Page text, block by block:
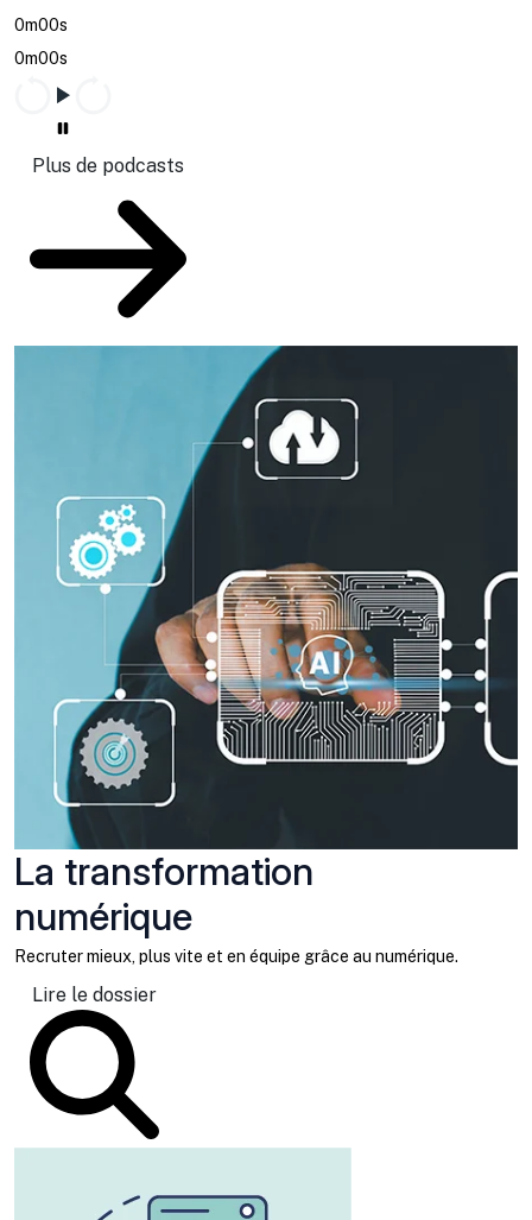
0m00s
0m00s
Plus de podcasts
La transformation
numérique
Recruter mieux, plus vite et en équipe grâce au numérique.
Lire le dossier